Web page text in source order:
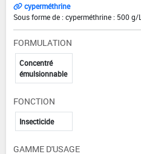
cyperméthrine
Sous forme de : cyperméthrine : 500 g/L
FORMULATION
Concentré
émulsionnable
FONCTION
Insecticide
GAMME D'USAGE